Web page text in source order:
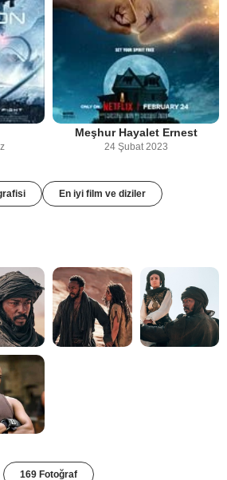
Meşhur Hayalet Ernest
24 Şubat 2023
En iyi film ve diziler
169 Fotoğraf